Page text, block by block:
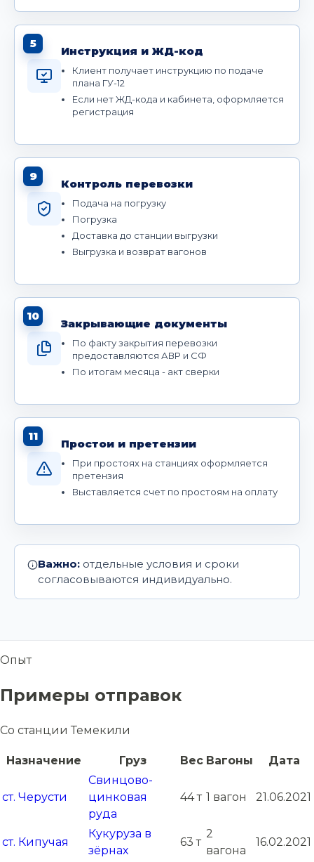
5
Инструкция и ЖД-код
Клиент получает инструкцию по подаче
плана ГУ-12
Если нет ЖД-кода и кабинета, оформляется
регистрация
9
Контроль перевозки
Подача на погрузку
Погрузка
Доставка до станции выгрузки
Выгрузка и возврат вагонов
10
Закрывающие документы
По факту закрытия перевозки
предоставляются АВР и СФ
По итогам месяца - акт сверки
11
Простои и претензии
При простоях на станциях оформляется
претензия
Выставляется счет по простоям на оплату
Важно: отдельные условия и сроки
согласовываются индивидуально.
Опыт
Примеры отправок
Со станции Темекили
Назначение Груз Вес Вагоны Дата
ст. Черусти
Свинцово-
цинковая
руда
44 т 1 вагон 21.06.2021
ст. Кипучая
Кукуруза в
зёрнах
63 т
2
вагона
16.02.2021